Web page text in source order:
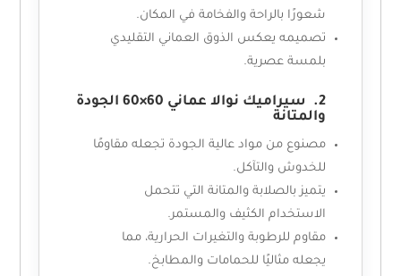
شعورًا بالراحة والفخامة في المكان.
تصميمه يعكس الذوق العماني التقليدي
بلمسة عصرية.
2. سيراميك نوالا عماني 60×60 الجودة
والمتانة
مصنوع من مواد عالية الجودة تجعله مقاومًا
للخدوش والتآكل.
يتميز بالصلابة والمتانة التي تتحمل
الاستخدام الكثيف والمستمر.
مقاوم للرطوبة والتغيرات الحرارية، مما
يجعله مثاليًا للحمامات والمطابخ.